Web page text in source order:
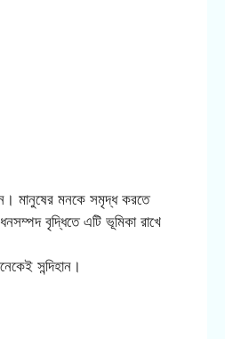
মানুষের মনকে সমৃদ্ধ করতে
বৃদ্ধিতে এটি ভূমিকা রাখে
সন্দিহান।